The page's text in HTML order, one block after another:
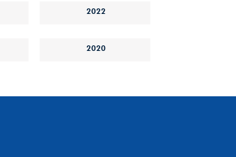
2022
2020